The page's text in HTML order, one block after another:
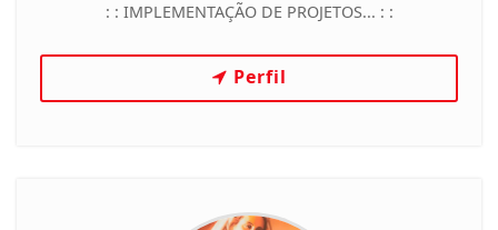
: : IMPLEMENTAÇÃO DE PROJETOS... : :
Perfil